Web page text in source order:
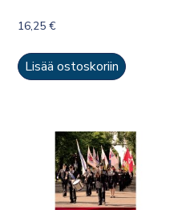
16,25€
Lisää ostoskoriin